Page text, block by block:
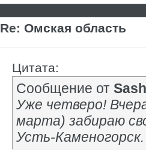
Re: Омская область
Цитата:
Сообщение от
Уже четверо!
марта) забираю
Усть-Каменогорск.